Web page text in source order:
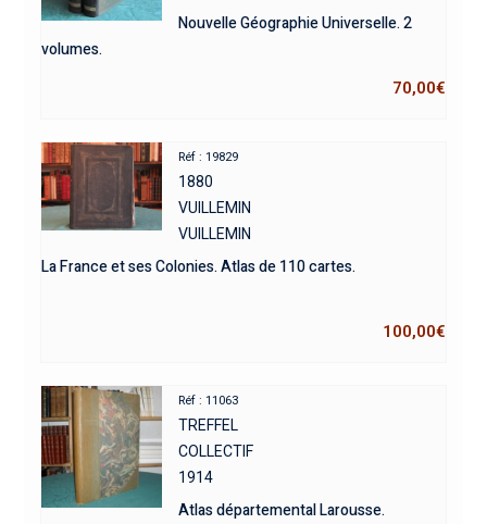
Nouvelle Géographie Universelle. 2
volumes.
70,00€
Réf : 19829
1880
VUILLEMIN
VUILLEMIN
La France et ses Colonies. Atlas de 110 cartes.
100,00€
Réf : 11063
TREFFEL
COLLECTIF
1914
Atlas départemental Larousse.